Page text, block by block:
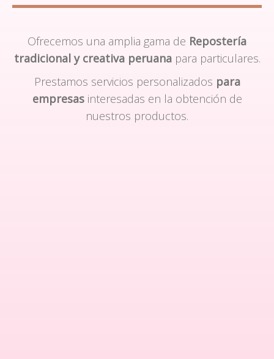
Ofrecemos una amplia gama de Repostería
tradicional y creativa peruanapara particulares.
Prestamos servicios personalizados para
empresasinteresadas en la obtención de
nuestros productos.